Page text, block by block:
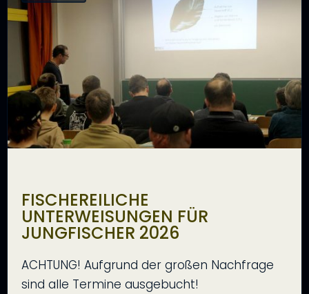
FISCHEREILICHE
UNTERWEISUNGEN FÜR
JUNGFISCHER 2026
ACHTUNG! Aufgrund der großen Nachfrage
sind alle Termine ausgebucht!